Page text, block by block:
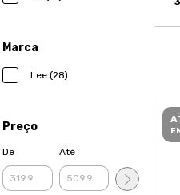
Marca
Lee (28)
Preço
De Até